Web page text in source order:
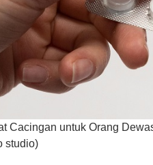
Cacingan untuk Orang
studio)